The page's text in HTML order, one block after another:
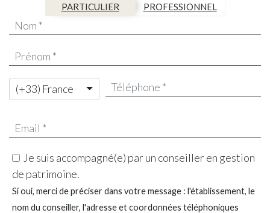
PARTICULIER PROFESSIONNEL
(+33) France
Je suis accompagné(e) par un conseiller en gestion
de patrimoine.
Si oui, merci de préciser dans votre message : l'établissement, le
nom du conseiller, l'adresse et coordonnées téléphoniques